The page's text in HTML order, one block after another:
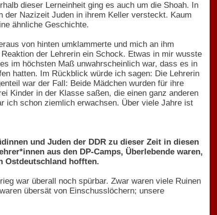
dieser Lerneinheit ging es auch um die Shoah. In
der Nazizeit Juden in ihrem Keller versteckt. Kaum
ähnliche Geschichte.
von hinten umklammerte und mich an ihm
der Lehrerin ein Schock. Etwas in mir wusste
im höchsten Maß unwahrscheinlich war, dass es in
hatten. Im Rückblick würde ich sagen: Die Lehrerin
war der Fall: Beide Mädchen wurden für ihre
Kinder in der Klasse saßen, die einen ganz anderen
ich schon ziemlich erwachsen. Über viele Jahre ist
und Juden der DDR zu dieser Zeit in diesen
aus den DP-Camps, Überlebende waren,
Ostdeutschland hofften.
war überall noch spürbar. Zwar waren viele Ruinen
übersät von Einschusslöchern; unsere